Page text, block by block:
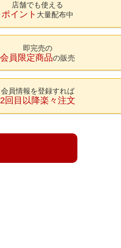
店舗でも使える
ポイント 大量配布中
即完売の
会員限定商品の販売
会員情報を登録すれば
2回目以降楽々注文